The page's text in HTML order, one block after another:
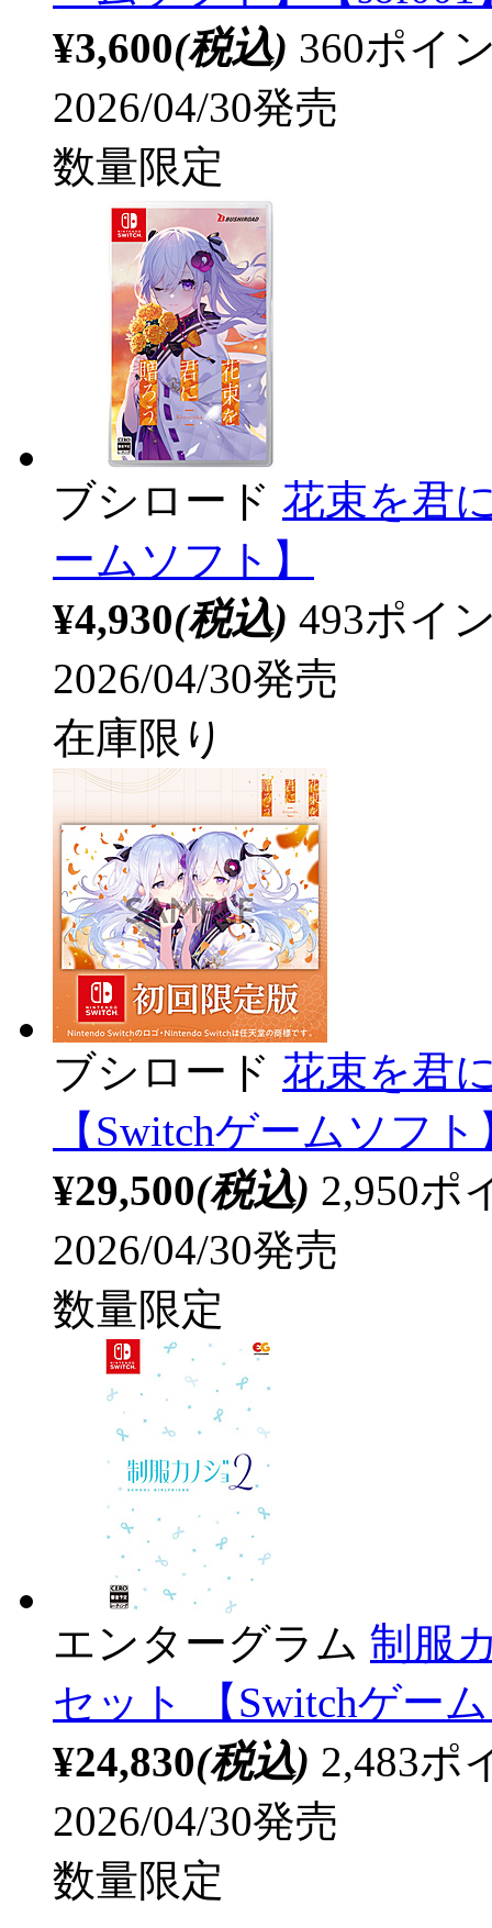
¥3,600(税込) 360ポイ
2026/04/30発売
数量限定
ブシロード 花束を君
ームソフト】
¥4,930(税込) 493ポイ
2026/04/30発売
在庫限り
ブシロード 花束を君
【Switchゲームソフト
¥29,500(税込) 2,950ポ
2026/04/30発売
数量限定
エンターグラム 制服
セット 【Switchゲー
¥24,830(税込) 2,483ポ
2026/04/30発売
数量限定